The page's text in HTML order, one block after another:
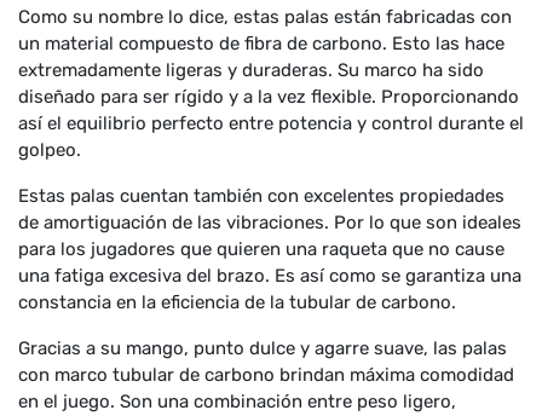
Como su nombre lo dice, estas palas están fabricadas con
un material compuesto de fibra de carbono. Esto las hace
extremadamente ligeras y duraderas. Su marco ha sido
diseñado para ser rígido y a la vez flexible. Proporcionando
así el equilibrio perfecto entre potencia y control durante el
golpeo.
Estas palas cuentan también con excelentes propiedades
de amortiguación de las vibraciones. Por lo que son ideales
para los jugadores que quieren una raqueta que no cause
una fatiga excesiva del brazo. Es así como se garantiza una
constancia en la eficiencia de la tubular de carbono.
Gracias a su mango, punto dulce y agarre suave, las palas
con marco tubular de carbono brindan máxima comodidad
en el juego. Son una combinación entre peso ligero,